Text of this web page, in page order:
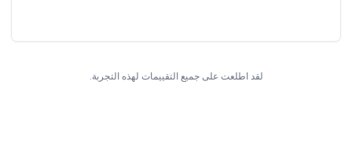
لقد اطلعت على جميع التقييمات لهذه التجربة.